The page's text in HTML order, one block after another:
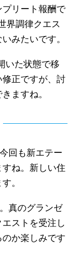
リート報酬で
界調律クエス
みたいです。
いた状態で移
正ですが、討
ますね。
回も新エテー
ね。新しい住
。
真のグランゼ
ストを受注し
か楽しみです